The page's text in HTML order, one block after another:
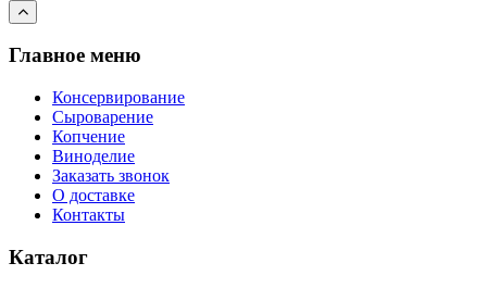
Главное меню
Консервирование
Сыроварение
Копчение
Виноделие
Заказать звонок
О доставке
Контакты
Каталог